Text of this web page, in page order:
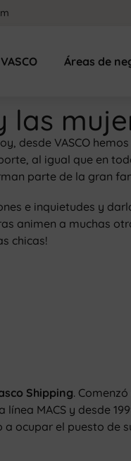
Áreas de
las
desde VASCO
al igual que en
parte de la gran
e inquietudes y
animen a muchas
chicas!
Shipping.
MACS y desde
ocupar el puesto de